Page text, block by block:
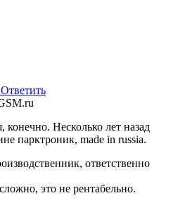
Ответить
Несколько лет назад
парктроник, made in russia.
ответственно
это не рентабельно.